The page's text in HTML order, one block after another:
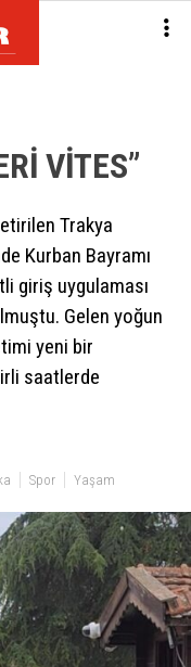
VİTES”
Trakya
Kurban Bayramı
giriş uygulaması
Gelen yoğun
yeni bir
saatlerde
Spor Yaşam